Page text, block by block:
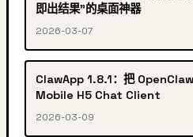
即出结果”的桌面神器
2026-03-07
ClawApp 1.8.1：把
Mobile H5 Chat Client
2026-03-09